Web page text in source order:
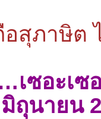
สุภาษิต
เซอะเซ
ถุนายน